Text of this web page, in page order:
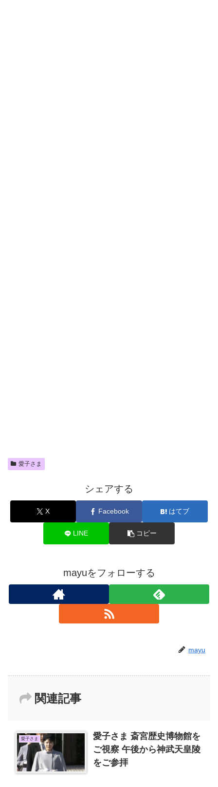
愛子さま
シェアする
X Facebook はてブ
LINE コピー
mayuをフォローする
mayu
関連記事
愛子さま
愛子さま 斎宮歴史博物館を
ご視察 午後から神武天皇陵
をご参拝